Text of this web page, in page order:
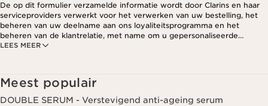
LEES MEER
De op dit formulier verzamelde informatie wordt door Clarins en haar
serviceproviders verwerkt voor het verwerken van uw bestelling, het
beheren van uw deelname aan ons loyaliteitsprogramma en het
beheren van de klantrelatie, met name om u gepersonaliseerde
aanbiedingen te kunnen sturen op basis van uw eerdere aankopen en
Meest populair
DOUBLE SERUM - Verstevigend anti-ageing serum